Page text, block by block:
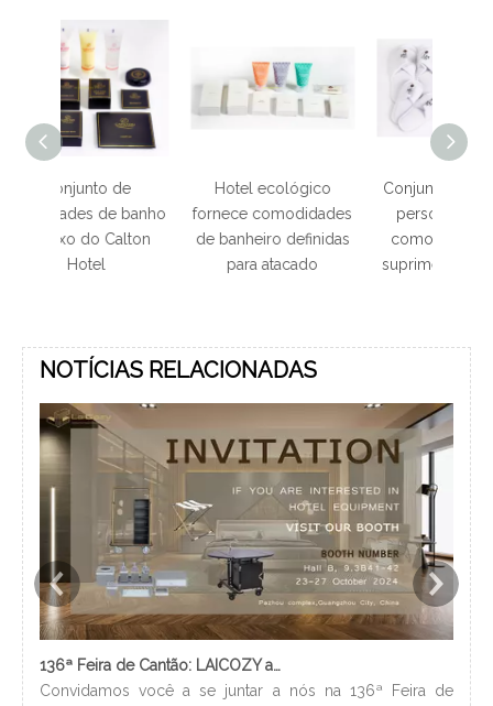
Hotel ecológico
fornece comodidades
de banheiro definidas
Conjunto econômico
personalizado de
comodidades para
suprimentos de hotel
NOTÍCIAS RELACIONADAS
136ª Feira de Cantão: LAICOZY apresenta o futuro dos móveis para hotéis e utensílios de buffet
Convidamos você a se juntar a nós na 136ª Feira de